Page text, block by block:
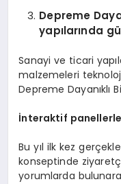
Depreme
yapılarında
Sanayi ve ticari
malzemeleri
Depreme Dayanıklı
İnteraktif
Bu yıl ilk kez
konseptinde
yorumlarda